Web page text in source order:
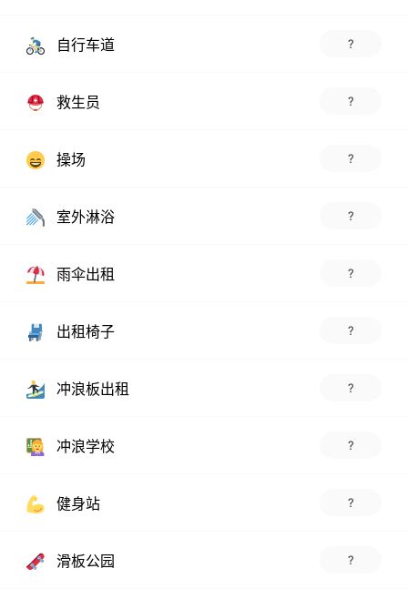
自行车道 ?
救生员 ?
操场 ?
室外淋浴 ?
雨伞出租 ?
出租椅子 ?
冲浪板出租 ?
冲浪学校 ?
健身站 ?
滑板公园 ?